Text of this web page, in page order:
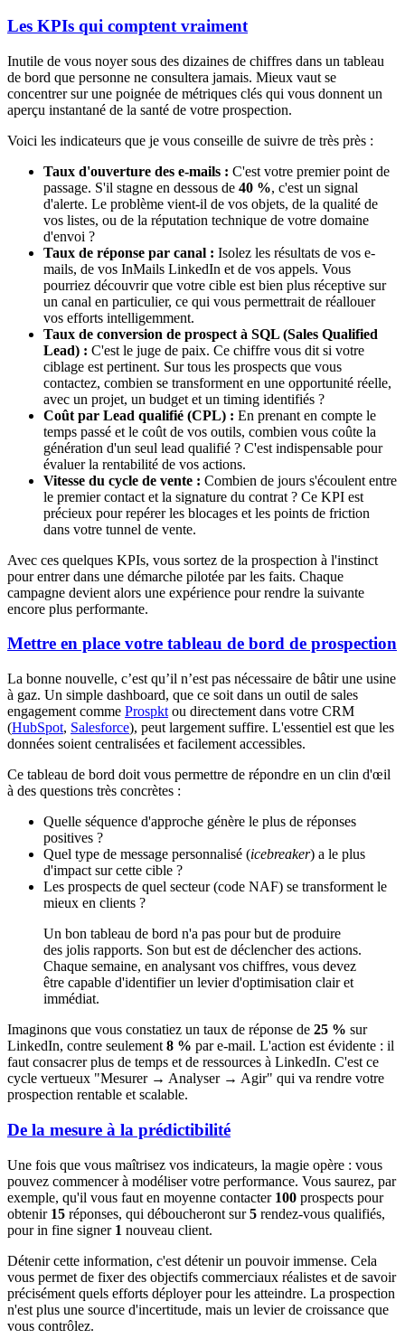
Les KPIs qui comptent vraiment
Inutile de vous noyer sous des dizaines de chiffres dans un tableau
de bord que personne ne consultera jamais. Mieux vaut se
concentrer sur une poignée de métriques clés qui vous donnent un
aperçu instantané de la santé de votre prospection.
Voici les indicateurs que je vous conseille de suivre de très près :
Taux d'ouverture des e-mails : C'est votre premier point de
passage. S'il stagne en dessous de 40 %, c'est un signal
d'alerte. Le problème vient-il de vos objets, de la qualité de
vos listes, ou de la réputation technique de votre domaine
d'envoi ?
Taux de réponse par canal : Isolez les résultats de vos e-
mails, de vos InMails LinkedIn et de vos appels. Vous
pourriez découvrir que votre cible est bien plus réceptive sur
un canal en particulier, ce qui vous permettrait de réallouer
vos efforts intelligemment.
Taux de conversion de prospect à SQL (Sales Qualified
Lead) : C'est le juge de paix. Ce chiffre vous dit si votre
ciblage est pertinent. Sur tous les prospects que vous
contactez, combien se transforment en une opportunité réelle,
avec un projet, un budget et un timing identifiés ?
Coût par Lead qualifié (CPL) : En prenant en compte le
temps passé et le coût de vos outils, combien vous coûte la
génération d'un seul lead qualifié ? C'est indispensable pour
évaluer la rentabilité de vos actions.
Vitesse du cycle de vente : Combien de jours s'écoulent entre
le premier contact et la signature du contrat ? Ce KPI est
précieux pour repérer les blocages et les points de friction
dans votre tunnel de vente.
Avec ces quelques KPIs, vous sortez de la prospection à l'instinct
pour entrer dans une démarche pilotée par les faits. Chaque
campagne devient alors une expérience pour rendre la suivante
encore plus performante.
Mettre en place votre tableau de bord de prospection
La bonne nouvelle, c’est qu’il n’est pas nécessaire de bâtir une usine
à gaz. Un simple dashboard, que ce soit dans un outil de sales
engagement comme Prospkt ou directement dans votre CRM
(HubSpot, Salesforce), peut largement suffire. L'essentiel est que les
données soient centralisées et facilement accessibles.
Ce tableau de bord doit vous permettre de répondre en un clin d'œil
à des questions très concrètes :
Quelle séquence d'approche génère le plus de réponses
positives ?
Quel type de message personnalisé (icebreaker) a le plus
d'impact sur cette cible ?
Les prospects de quel secteur (code NAF) se transforment le
mieux en clients ?
Un bon tableau de bord n'a pas pour but de produire
des jolis rapports. Son but est de déclencher des actions.
Chaque semaine, en analysant vos chiffres, vous devez
être capable d'identifier un levier d'optimisation clair et
immédiat.
Imaginons que vous constatiez un taux de réponse de 25 % sur
LinkedIn, contre seulement 8 % par e-mail. L'action est évidente : il
faut consacrer plus de temps et de ressources à LinkedIn. C'est ce
cycle vertueux "Mesurer → Analyser → Agir" qui va rendre votre
prospection rentable et scalable.
De la mesure à la prédictibilité
Une fois que vous maîtrisez vos indicateurs, la magie opère : vous
pouvez commencer à modéliser votre performance. Vous saurez, par
exemple, qu'il vous faut en moyenne contacter 100 prospects pour
obtenir 15 réponses, qui déboucheront sur5 rendez-vous qualifiés,
pour in fine signer 1 nouveau client.
Détenir cette information, c'est détenir un pouvoir immense. Cela
vous permet de fixer des objectifs commerciaux réalistes et de savoir
précisément quels efforts déployer pour les atteindre. La prospection
n'est plus une source d'incertitude, mais un levier de croissance que
vous contrôlez.